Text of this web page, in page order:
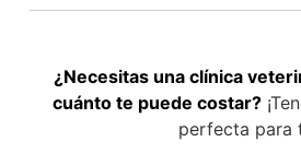
¿Necesitas una clínica
cuánto te puede costar?
perfecta para